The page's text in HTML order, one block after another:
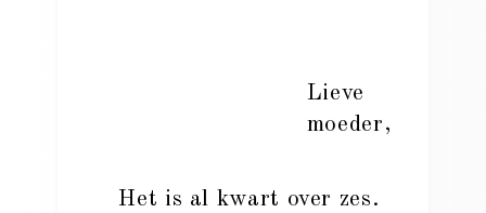
Lieve
moeder,
Het is al kwart over zes.